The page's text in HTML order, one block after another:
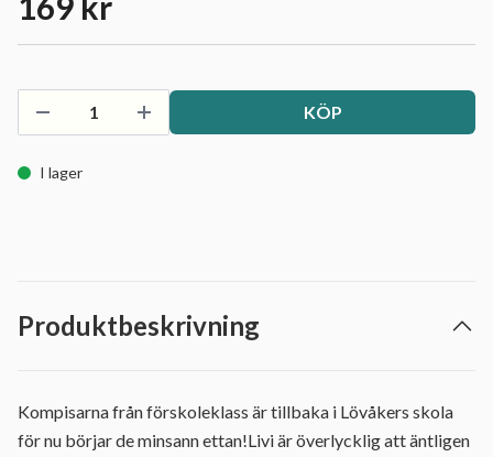
KÖP
I lager
Produktbeskrivning
Kompisarna från förskoleklass är tillbaka i Lövåkers skola
för nu börjar de minsann ettan!Livi är överlycklig att äntligen